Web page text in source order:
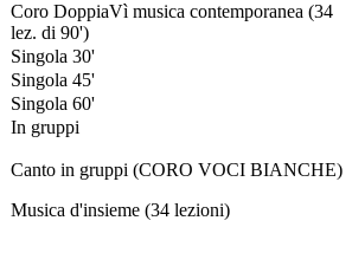
Coro DoppiaVì musica contemporanea (34
lez. di 90')
Singola 30'
Singola 45'
Singola 60'
In gruppi
Canto in gruppi (CORO VOCI BIANCHE)
Musica d'insieme (34 lezioni)